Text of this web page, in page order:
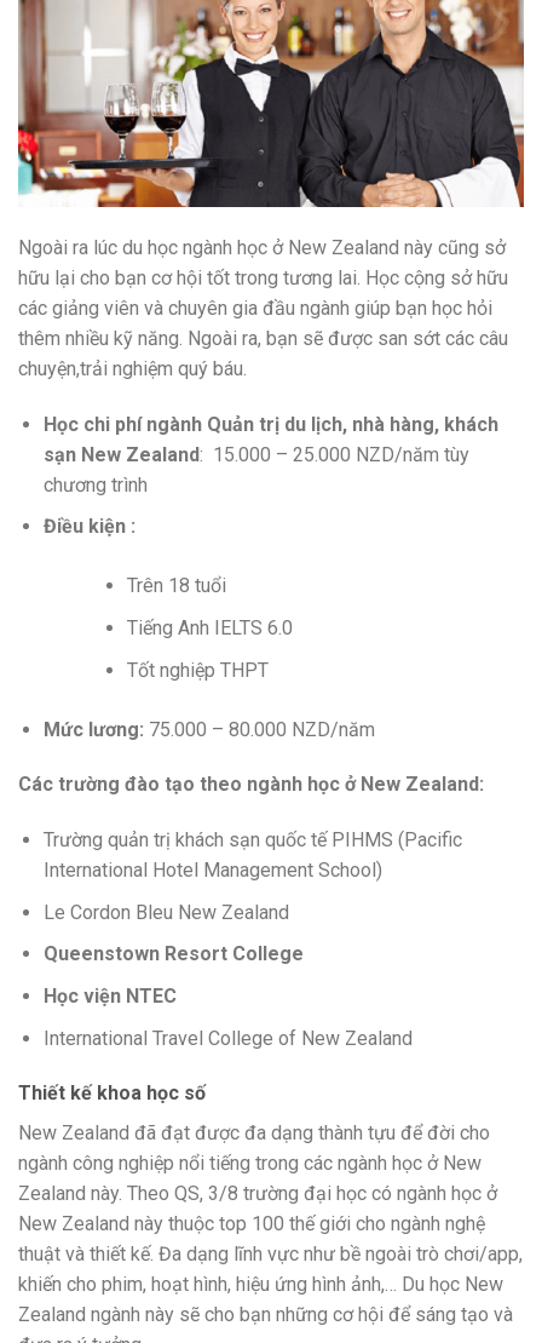
Ngoài ra lúc du học ngành học ở New Zealand này cũng sở
hữu lại cho bạn cơ hội tốt trong tương lai. Học cộng sở hữu
các giảng viên và chuyên gia đầu ngành giúp bạn học hỏi
thêm nhiều kỹ năng. Ngoài ra, bạn sẽ được san sớt các câu
chuyện,trải nghiệm quý báu.
Học chi phíngành Quản trị du lịch, nhà hàng, khách
sạn New Zealand: 15.000 – 25.000 NZD/năm tùy
chương trình
Điều kiện :
Trên 18 tuổi
Tiếng Anh IELTS 6.0
Tốt nghiệp THPT
Mức lương: 75.000 – 80.000 NZD/năm
Các trường đào tạo theo ngành học ở New Zealand:
Trường quản trị khách sạn quốc tế PIHMS (Pacific
International Hotel Management School)
Le Cordon Bleu New Zealand
Queenstown Resort College
Học viện NTEC
International Travel College of New Zealand
Thiết kế khoa học số
New Zealand đã đạt được đa dạng thành tựu để đời cho
ngành công nghiệp nổi tiếng trong các ngành học ở New
Zealand này. Theo QS, 3/8 trường đại học có ngành học ở
New Zealand này thuộc top 100 thế giới cho ngành nghệ
thuật và thiết kế. Đa dạng lĩnh vực như bề ngoài trò chơi/app,
khiến cho phim, hoạt hình, hiệu ứng hình ảnh,… Du học New
Zealand ngành này sẽ cho bạn những cơ hội để sáng tạo và